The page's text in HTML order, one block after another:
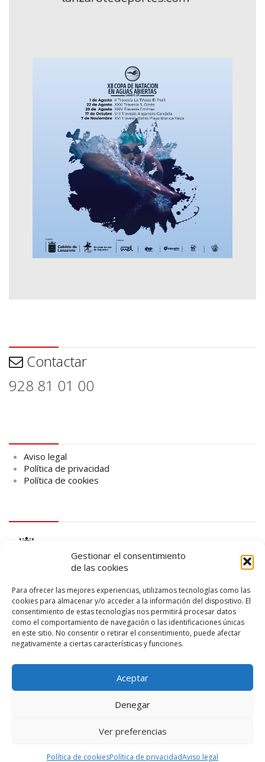
Gestionar el consentimiento
de las cookies
Para ofrecer las mejores experiencias, utilizamos tecnologías como las
cookies para almacenar y/o acceder a la información del dispositivo. El
consentimiento de estas tecnologías nos permitirá procesar datos
como el comportamiento de navegación o las identificaciones únicas
en este sitio. No consentir o retirar el consentimiento, puede afectar
negativamente a ciertas características y funciones.
Aceptar
Denegar
Ver preferencias
Política de cookiesPolítica de privacidadAviso legal
Contactar
928 81 01 00
Aviso legal
Política de privacidad
Política de cookies
logo SID
Diseño web porSolucionetyCibernatural